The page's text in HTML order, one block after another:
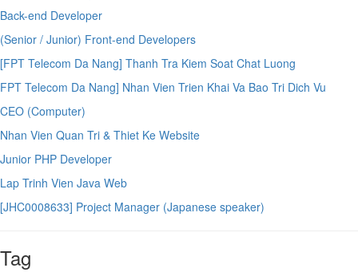
Back-end Developer
(Senior / Junior) Front-end Developers
[FPT Telecom Da Nang] Thanh Tra Kiem Soat Chat Luong
FPT Telecom Da Nang] Nhan Vien Trien Khai Va Bao Tri Dich Vu
CEO (Computer)
Nhan Vien Quan Tri & Thiet Ke Website
Junior PHP Developer
Lap Trinh Vien Java Web
[JHC0008633] Project Manager (Japanese speaker)
Tag